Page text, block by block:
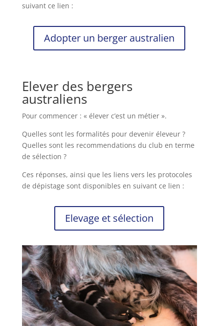
suivant ce lien :
Adopter un berger australien
Elever des bergers
australiens
Pour commencer : « élever c’est un métier ».
Quelles sont les formalités pour devenir éleveur ?
Quelles sont les recommendations du club en terme
de sélection ?
Ces réponses, ainsi que les liens vers les protocoles
de dépistage sont disponibles en suivant ce lien :
Elevage et sélection